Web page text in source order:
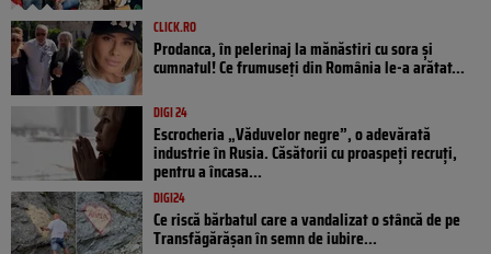
CLICK.RO
Prodanca, în pelerinaj la mănăstiri cu sora și
cumnatul! Ce frumuseți din România le-a arătat...
DIGI 24
Escrocheria „Văduvelor negre”, o adevărată
industrie în Rusia. Căsătorii cu proaspeți recruți,
pentru a încasa...
DIGI24
Ce riscă bărbatul care a vandalizat o stâncă de pe
Transfăgărășan în semn de iubire...